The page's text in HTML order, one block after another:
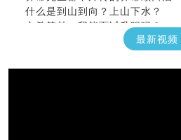
什么是到山到向？上山下水？
六爻算卦：我能面试升职吗？
朱德總司命造 (名⼈⼋字淺析九）
最新视频